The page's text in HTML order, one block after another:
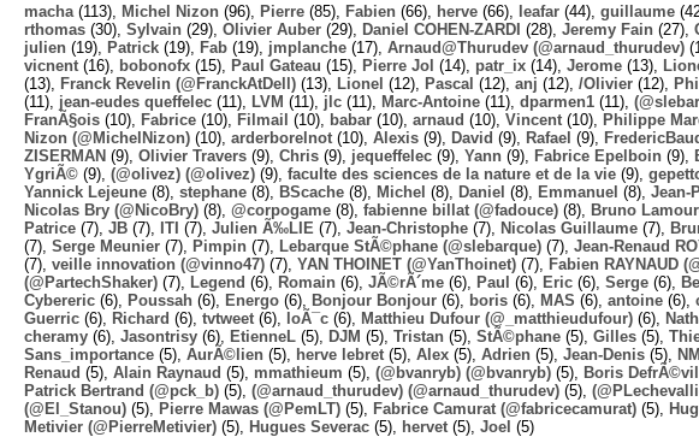
macha (113), Michel Nizon (96), Pierre (85), Fabien (66), herve (66), leafar (44), guillaume
rthomas (30), Sylvain (29), Olivier Auber (29), Daniel COHEN-ZARDI (28), Jeremy Fain (27),
julien (19), Patrick (19), Fab (19), jmplanche (17), Arnaud@Thurudev (@arnaud_thurudev)
vicnent (16), bobonofx (15), Paul Gateau (15), Pierre Jol (14), patr_ix (14), Jerome (13),
(13),
Franck Revelin (@FranckAtDell) (13), Lionel (12), Pascal (12), anj (12), /Olivier (12),
(11), jean-eudes queffelec (11), LVM (11), jlc (11), Marc-Antoine (11), dparmen1 (11),
FranÃ§ois (10), Fabrice (10), Filmail (10), babar (10), arnaud (10), Vincent (10), Philippe
Nizon (@MichelNizon) (10), arderborelnot (10), Alexis (9), David (9), Rafael (9),
ZISERMAN (9), Olivier Travers (9), Chris (9), jequeffelec (9), Yann (9), Fabrice Epelboin (9),
YgriÃ© (9), (@olivez) (@olivez) (9), faculte des sciences de la nature et de la vie (9),
Yannick Lejeune (8), stephane (8), BScache (8), Michel (8), Daniel (8), Emmanuel (8), Jean-
Nicolas Bry (@NicoBry) (8), @corpogame (8), fabienne billat (@fadouce) (8), Bruno
Patrice (7), JB (7), ITI (7), Julien Ã‰LIE (7), Jean-Christophe (7), Nicolas Guillaume (7),
(7), Serge Meunier (7), Pimpin (7), Lebarque StÃ©phane (@slebarque) (7), Jean-Renaud
(7), veille innovation (@vinno47) (7), YAN THOINET (@YanThoinet) (7), Fabien RAYNAUD
(@PartechShaker) (7), Legend (6), Romain (6), JÃ©rÃ´me (6), Paul (6), Eric (6), Serge (6),
Cybereric (6), Poussah (6), Energo (6), Bonjour Bonjour (6), boris (6), MAS (6), antoine (6),
Guerric (6), Richard (6), tvtweet (6), loÃ¯c (6), Matthieu Dufour (@_matthieudufour) (6),
cheramy (6), Jasontrisy (6), EtienneL (5), DJM (5), Tristan (5), StÃ©phane (5), Gilles (5),
Sans_importance (5), AurÃ©lien (5), herve lebret (5), Alex (5), Adrien (5), Jean-Denis (5), NM
Renaud (5), Alain Raynaud (5), mmathieum (5), (@bvanryb) (@bvanryb) (5), Boris
Patrick Bertrand (@pck_b) (5), (@arnaud_thurudev) (@arnaud_thurudev) (5),
(@El_Stanou) (5), Pierre Mawas (@PemLT) (5), Fabrice Camurat (@fabricecamurat) (5),
Metivier (@PierreMetivier) (5), Hugues Severac (5), hervet (5), Joel (5)